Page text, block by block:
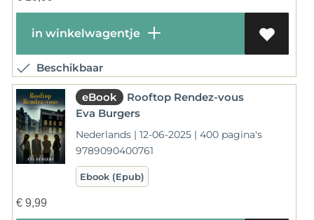
in winkelwagentje
Beschikbaar
eBook
Rooftop Rendez-vous
Eva Burgers
Nederlands | 12-06-2025 | 400 pagina's
9789090400761
Ebook (Epub)
€9,99